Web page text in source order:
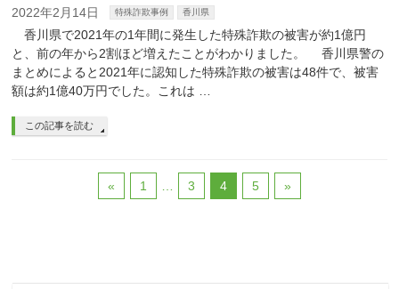
2022年2月14日 特殊詐欺事例 香川県
香川県で2021年の1年間に発生した特殊詐欺の被害が約1億円
と、前の年から2割ほど増えたことがわかりました。 香川県警の
まとめによると2021年に認知した特殊詐欺の被害は48件で、被害
額は約1億40万円でした。これは …
この記事を読む
« 1 … 3 4 5 »